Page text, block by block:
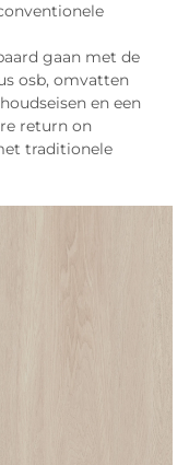
gaan met de
osb, omvatten
en een
return on
traditionele